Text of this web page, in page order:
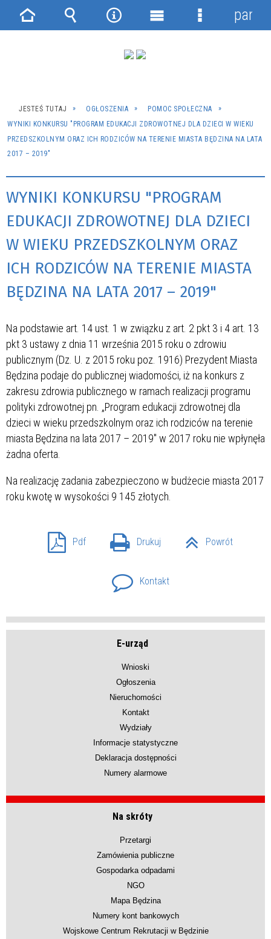
JESTEŚ TUTAJ OGŁOSZENIA
POMOC SPOŁECZNA
WYNIKI KONKURSU "PROGRAM EDUKACJI ZDROWOTNEJ DLA DZIECI W WIEKU
PRZEDSZKOLNYM ORAZ ICH RODZICÓW NA TERENIE MIASTA BĘDZINA NA LATA
2017 – 2019"
WYNIKI KONKURSU "PROGRAM
EDUKACJI ZDROWOTNEJ DLA DZIECI
W WIEKU PRZEDSZKOLNYM ORAZ
ICH RODZICÓW NA TERENIE MIASTA
BĘDZINA NA LATA 2017 – 2019"
Na podstawie art. 14 ust. 1 w związku z art. 2 pkt 3 i 4 art. 13
pkt 3 ustawy z dnia 11 września 2015 roku o zdrowiu
publicznym (Dz. U. z 2015 roku poz. 1916) Prezydent Miasta
Będzina podaje do publicznej wiadomości, iż na konkurs z
zakresu zdrowia publicznego w ramach realizacji programu
polityki zdrowotnej pn. „Program edukacji zdrowotnej dla
dzieci w wieku przedszkolnym oraz ich rodziców na terenie
miasta Będzina na lata 2017 – 2019" w 2017 roku nie wpłynęła
żadna oferta.
Na realizację zadania zabezpieczono w budżecie miasta 2017
roku kwotę w wysokości 9 145 złotych.
Pdf Drukuj Powrót
Kontakt
E-urząd
Wnioski
Ogłoszenia
Nieruchomości
Kontakt
Wydziały
Informacje statystyczne
Deklaracja dostępności
Numery alarmowe
Na skróty
Przetargi
Zamówienia publiczne
Gospodarka odpadami
NGO
Mapa Będzina
Numery kont bankowych
Wojskowe Centrum Rekrutacji w Będzinie
Strona Wyszukiwarka
NarzędziaMenu
Menu
panel